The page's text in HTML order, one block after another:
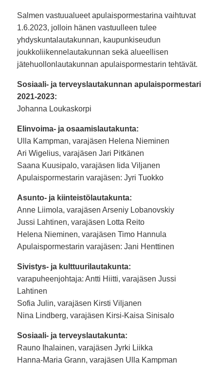
Salmen vastuualueet apulaispormestarina vaihtuvat
1.6.2023, jolloin hänen vastuulleen tulee
yhdyskuntalautakunnan, kaupunkiseudun
joukkoliikennelautakunnan sekä alueellisen
jätehuollonlautakunnan apulaispormestarin tehtävät.
Sosiaali- ja terveyslautakunnan apulaispormestari
2021-2023:
Johanna Loukaskorpi
Elinvoima- ja osaamislautakunta:
Ulla Kampman, varajäsen Helena Nieminen
Ari Wigelius, varajäsen Jari Pitkänen
Saana Kuusipalo, varajäsen Iida Viljanen
Apulaispormestarin varajäsen: Jyri Tuokko
Asunto- ja kiinteistölautakunta:
Anne Liimola, varajäsen Arseniy Lobanovskiy
Jussi Lahtinen, varajäsen Lotta Reito
Helena Nieminen, varajäsen Timo Hannula
Apulaispormestarin varajäsen: Jani Henttinen
Sivistys- ja kulttuurilautakunta:
varapuheenjohtaja: Antti Hiitti, varajäsen Jussi
Lahtinen
Sofia Julin, varajäsen Kirsti Viljanen
Nina Lindberg, varajäsen Kirsi-Kaisa Sinisalo
Sosiaali- ja terveyslautakunta:
Rauno Ihalainen, varajäsen Jyrki Liikka
Hanna-Maria Grann, varajäsen Ulla Kampman